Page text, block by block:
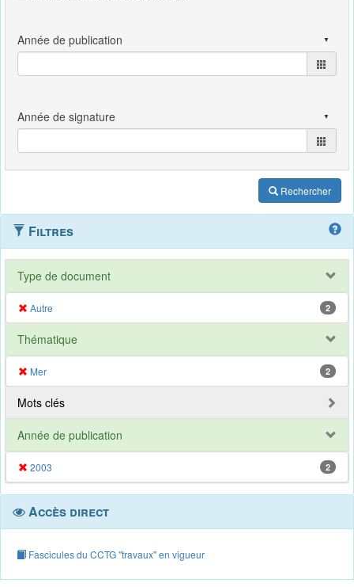
Rechercher
Filtres
Type de document
Autre 2
Thématique
Mer 2
Mots clés
Année de publication
2003 2
Accès direct
Fascicules du CCTG "travaux" en vigueur